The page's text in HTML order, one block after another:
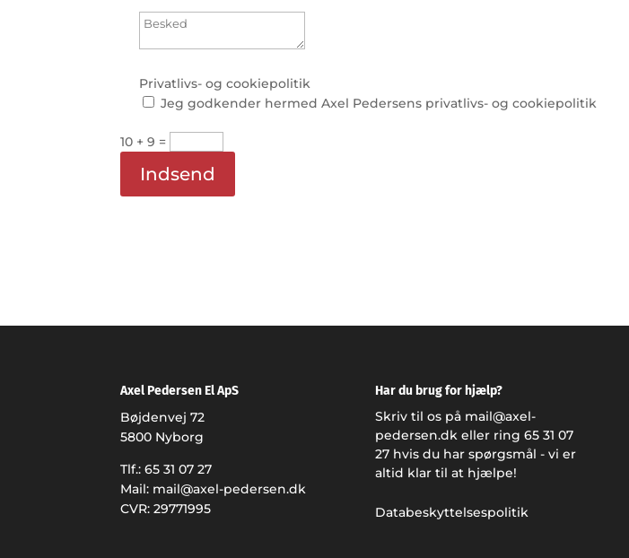
Privatlivs- og cookiepolitik
Jeg godkender hermed Axel Pedersens privatlivs- og cookiepolitik
10 + 9 =
Indsend
Axel Pedersen El ApS
Bøjdenvej 72
5800 Nyborg
Tlf.:65 31 07 27
Mail: mail@axel-pedersen.dk
CVR: 29771995
Har du brug for hjælp?
Skriv til os på mail@axel-
pedersen.dk eller ring 65 31 07
27hvis du har spørgsmål - vi er
altid klar til at hjælpe!
Databeskyttelsespolitik